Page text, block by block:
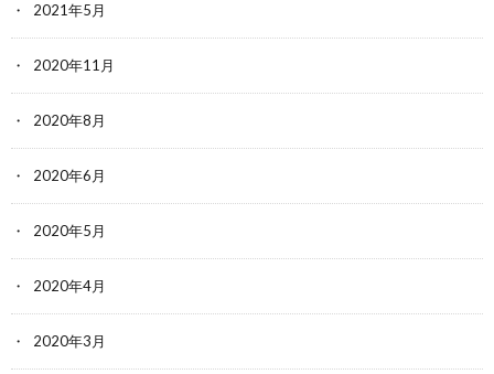
2021年5月
2020年11月
2020年8月
2020年6月
2020年5月
2020年4月
2020年3月